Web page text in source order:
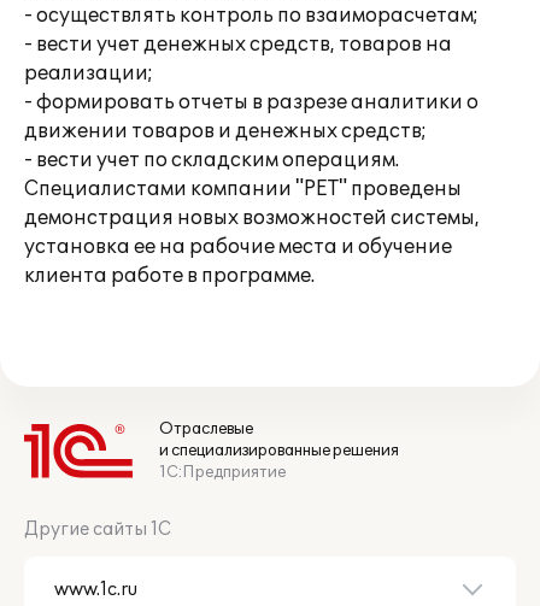
- осуществлять контроль по взаиморасчетам;
- вести учет денежных средств, товаров на
реализации;
- формировать отчеты в разрезе аналитики о
движении товаров и денежных средств;
- вести учет по складским операциям.
Специалистами компании "РЕТ" проведены
демонстрация новых возможностей системы,
установка ее на рабочие места и обучение
клиента работе в программе.
Отраслевые
и специализированные решения
1С:Предприятие
Другие сайты 1С